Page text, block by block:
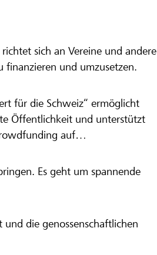
sich an Vereine und andere
finanzieren und umzusetzen.
für die Schweiz“ ermöglicht
Öffentlichkeit und unterstützt
auf
Es geht um spannende
und die genossenschaftlichen